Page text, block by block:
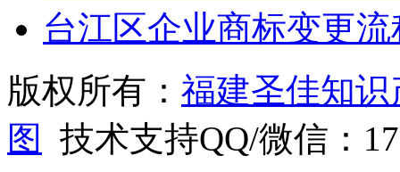
台江区企业商标变更
版权所有： 福建圣佳知
图
技术支持QQ/微信：